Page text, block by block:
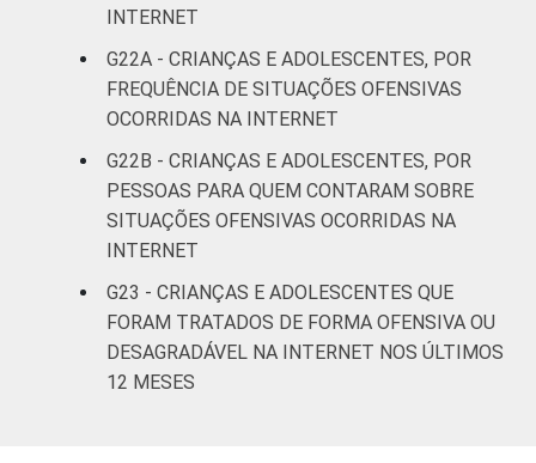
INTERNET
G22A - CRIANÇAS E ADOLESCENTES, POR
FREQUÊNCIA DE SITUAÇÕES OFENSIVAS
OCORRIDAS NA INTERNET
G22B - CRIANÇAS E ADOLESCENTES, POR
PESSOAS PARA QUEM CONTARAM SOBRE
SITUAÇÕES OFENSIVAS OCORRIDAS NA
INTERNET
G23 - CRIANÇAS E ADOLESCENTES QUE
FORAM TRATADOS DE FORMA OFENSIVA OU
DESAGRADÁVEL NA INTERNET NOS ÚLTIMOS
12 MESES